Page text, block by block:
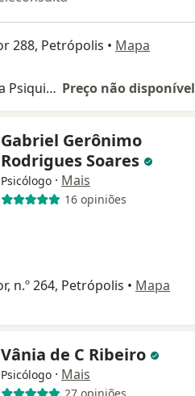
288, Petrópolis • Mapa
Primeira consulta Psiquiatria Preço não disponível
Gabriel Gerônimo
Rodrigues Soares
Psicólogo · Mais
16 opiniões
n.º 264, Petrópolis • Mapa
Vânia de C Ribeiro
Psicólogo · Mais